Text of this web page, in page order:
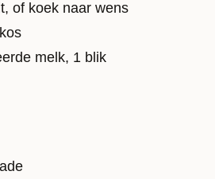
of koek naar wens
melk, 1 blik